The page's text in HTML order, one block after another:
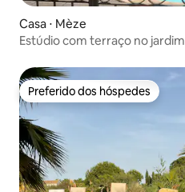
Casa ⋅ Mèze
Estúdio com terraço no jardim
Preferido dos hóspedes
Preferido dos hóspedes